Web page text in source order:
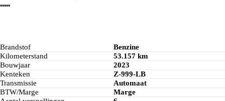
Brandstof
Benzine
Kilometerstand
53.157 km
Bouwjaar
2023
Kenteken
Z-999-LB
Transmissie
Automaat
BTW/Marge
Marge